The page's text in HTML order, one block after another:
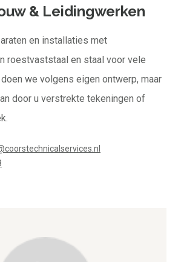
& Leidingwerken
en installaties met
roestvaststaal en staal voor vele
we volgens eigen ontwerp, maar
door u verstrekte tekeningen of